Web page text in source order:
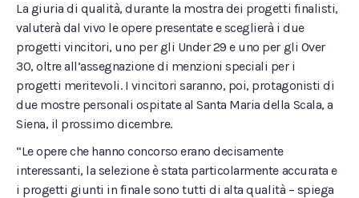
La giuria di qualità, durante la mostra dei progetti finalisti,
valuterà dal vivo le opere presentate e sceglierà i due
progetti vincitori, uno per gli Under 29 e uno per gli Over
30, oltre all’assegnazione di menzioni speciali per i
progetti meritevoli. I vincitori saranno, poi, protagonisti di
due mostre personali ospitate al Santa Maria della Scala, a
Siena, il prossimo dicembre.
“Le opere che hanno concorso erano decisamente
interessanti, la selezione è stata particolarmente accurata e
i progetti giunti in finale sono tutti di alta qualità – spiega